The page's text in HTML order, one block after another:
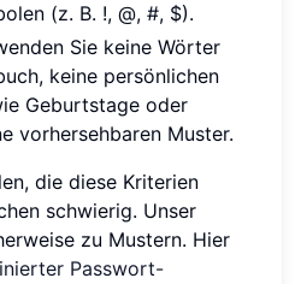
(z. B. !, @, #, $).
Sie keine Wörter
keine persönlichen
Geburtstage oder
vorhersehbaren Muster.
die diese Kriterien
schwierig. Unser
zu Mustern. Hier
Passwort-